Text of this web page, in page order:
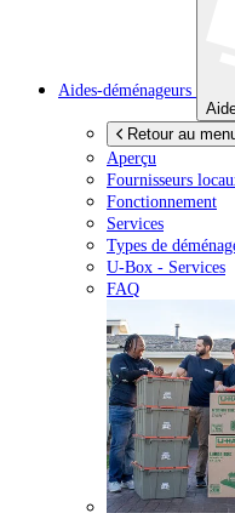
Aides-déménageurs
Retour au
Aperçu
Fournisseurs
Fonctionnement
Services
Types de
U-Box - Services
FAQ